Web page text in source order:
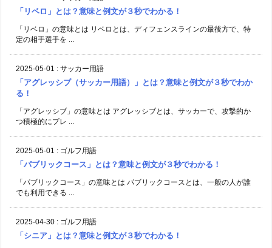
「リベロ」とは？意味と例文が３秒でわかる！
「リベロ」の意味とは リベロとは、ディフェンスラインの最後方で、特
定の相手選手を ...
2025-05-01 : サッカー用語
「アグレッシブ（サッカー用語）」とは？意味と例文が３秒でわか
る！
「アグレッシブ」の意味とは アグレッシブとは、サッカーで、攻撃的か
つ積極的にプレ ...
2025-05-01 : ゴルフ用語
「パブリックコース」とは？意味と例文が３秒でわかる！
「パブリックコース」の意味とは パブリックコースとは、一般の人が誰
でも利用できる ...
2025-04-30 : ゴルフ用語
「シニア」とは？意味と例文が３秒でわかる！